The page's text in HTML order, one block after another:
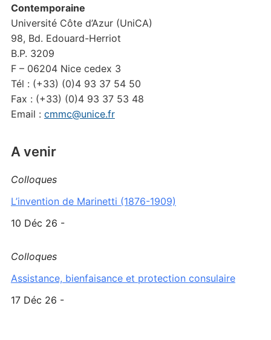
Contemporaine
Université Côte d’Azur (UniCA)
98, Bd. Edouard-Herriot
B.P. 3209
F – 06204 Nice cedex 3
Tél : (+33) (0)4 93 37 54 50
Fax : (+33) (0)4 93 37 53 48
Email : cmmc@unice.fr
A venir
Colloques
L’invention de Marinetti (1876-1909)
10 Déc 26 -
Colloques
Assistance, bienfaisance et protection consulaire
17 Déc 26 -